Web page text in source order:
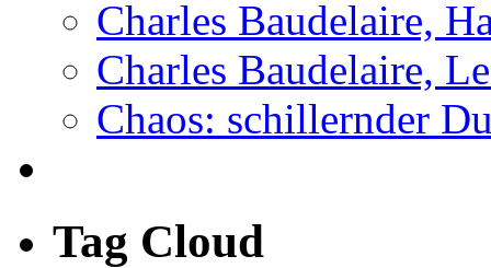
Charles Baudelaire,
Charles Baudelaire,
Chaos: schillernder
Tag Cloud